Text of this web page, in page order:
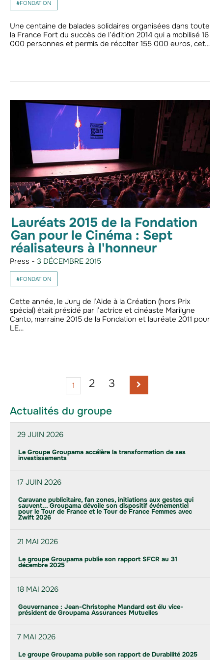
#FONDATION
Une centaine de balades solidaires organisées dans toute
la France Fort du succès de l’édition 2014 qui a mobilisé 16
000 personnes et permis de récolter 155 000 euros, cet…
Lauréats 2015 de la Fondation
Gan pour le Cinéma : Sept
réalisateurs à l'honneur
Press - 3 DÉCEMBRE 2015
#FONDATION
Cette année, le Jury de l’Aide à la Création (hors Prix
spécial) était présidé par l’actrice et cinéaste Marilyne
Canto, marraine 2015 de la Fondation et lauréate 2011 pour
LE…
1 2 3
Actualités du groupe
29 JUIN 2026
Le Groupe Groupama accélère la transformation de ses
investissements
17 JUIN 2026
Caravane publicitaire, fan zones, initiations aux gestes qui
sauvent... Groupama dévoile son dispositif événementiel
pour le Tour de France et le Tour de France Femmes avec
Zwift 2026
21 MAI 2026
Le groupe Groupama publie son rapport SFCR au 31
décembre 2025
18 MAI 2026
Gouvernance : Jean-Christophe Mandard est élu vice-
président de Groupama Assurances Mutuelles
7 MAI 2026
Le groupe Groupama publie son rapport de Durabilité 2025